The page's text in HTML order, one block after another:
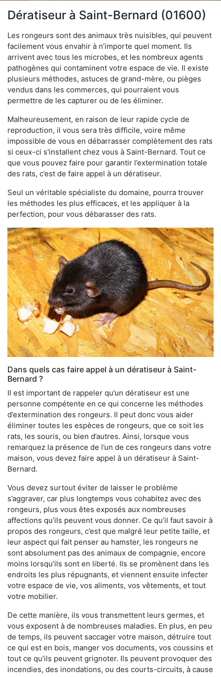
Dératiseur à Saint-Bernard (01600)
Les rongeurs sont des animaux très nuisibles, qui peuvent
facilement vous envahir à n’importe quel moment. Ils
arrivent avec tous les microbes, et les nombreux agents
pathogènes qui contaminent votre espace de vie. Il existe
plusieurs méthodes, astuces de grand-mère, ou pièges
vendus dans les commerces, qui pourraient vous
permettre de les capturer ou de les éliminer.
Malheureusement, en raison de leur rapide cycle de
reproduction, il vous sera très difficile, voire même
impossible de vous en débarrasser complètement des rats
si ceux-ci s'installent chez vous à Saint-Bernard. Tout ce
que vous pouvez faire pour garantir l’extermination totale
des rats, c’est de faire appel à un dératiseur.
Seul un véritable spécialiste du domaine, pourra trouver
les méthodes les plus efficaces, et les appliquer à la
perfection, pour vous débarasser des rats.
Dans quels cas faire appel à un dératiseur à Saint-
Bernard ?
Il est important de rappeler qu’un dératiseur est une
personne compétente en ce qui concerne les méthodes
d’extermination des rongeurs. Il peut donc vous aider
éliminer toutes les espèces de rongeurs, que ce soit les
rats, les souris, ou bien d’autres. Ainsi, lorsque vous
remarquez la présence de l’un de ces rongeurs dans votre
maison, vous devez faire appel à un dératiseur à Saint-
Bernard.
Vous devez surtout éviter de laisser le problème
s’aggraver, car plus longtemps vous cohabitez avec des
rongeurs, plus vous êtes exposés aux nombreuses
affections qu’ils peuvent vous donner. Ce qu’il faut savoir à
propos des rongeurs, c’est que malgré leur petite taille, et
leur aspect qui fait penser au hamster, les rongeurs ne
sont absolument pas des animaux de compagnie, encore
moins lorsqu’ils sont en liberté. Ils se promènent dans les
endroits les plus répugnants, et viennent ensuite infecter
votre espace de vie, vos aliments, vos vêtements, et tout
votre mobilier.
De cette manière, ils vous transmettent leurs germes, et
vous exposent à de nombreuses maladies. En plus, en peu
de temps, ils peuvent saccager votre maison, détruire tout
ce qui est en bois, manger vos documents, vos coussins et
tout ce qu’ils peuvent grignoter. Ils peuvent provoquer des
incendies, des inondations, ou des courts-circuits, à cause